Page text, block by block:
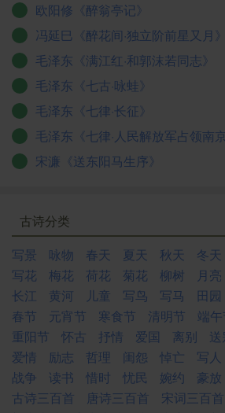
欧阳修《醉翁亭记》
冯延巳《醉花间·独立阶前星又月》
毛泽东《满江红·和郭沫若同志》
毛泽东《七古·咏蛙》
毛泽东《七律·长征》
毛泽东《七律·人民解放军占领南京
宋濂《送东阳马生序》
古诗分类
写景
咏物 春天 夏天 秋天 冬天
写花
梅花 荷花 菊花 柳树 月亮
长江
黄河 儿童 写鸟 写马 田园
春节
元宵节 寒食节 清明节 端
重阳节
怀古 抒情 爱国 离别
爱情
励志 哲理 闺怨 悼亡 写人
战争
读书 惜时 忧民 婉约 豪放
古诗三百首
唐诗三百首 宋词三百首